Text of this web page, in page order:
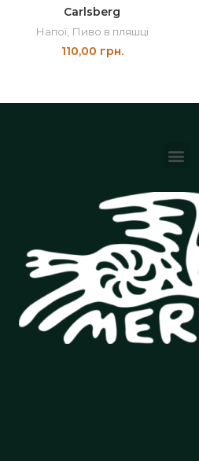
Carlsberg
Напої Пиво в пляшці
110,00 грн.